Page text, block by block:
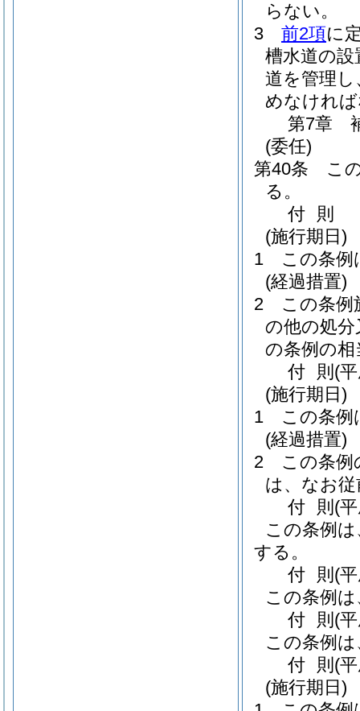
らない。
3
前2項に
槽水道の
道を管理
めなけれ
第7章
(委任)
第40条
こ
る。
付 則
(施行期日)
1
この条例
(経過措置)
2
この条例
の他の処
の条例の
付 則 (
(施行期日)
1
この条例
(経過措置)
2
この条
は、なお
付 則 (
この条例
する。
付 則 (
この条例
付 則 (
この条例
付 則 (
(施行期日)